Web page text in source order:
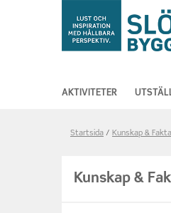
AKTIVITETER
Länkstig,
är
Startsida Kunskap & Fakta
Kunskap &